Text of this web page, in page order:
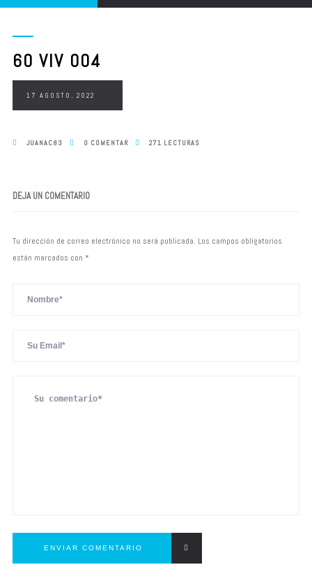
60 VIV 004
17 AGOSTO, 2022
JUANAC83 0 COMENTAR 271 LECTURAS
DEJA UN COMENTARIO
Tu dirección de correo electrónico no será publicada. Los campos obligatorios
están marcados con *
ENVIAR COMENTARIO